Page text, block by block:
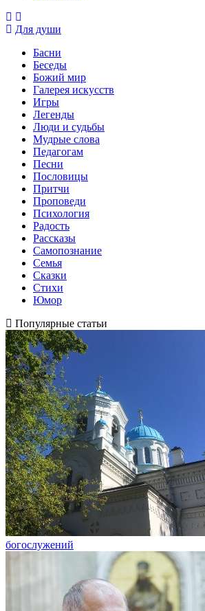
Для души
Басни
Беседы
Божий мир
Галерея искусств
Игры
Легенды
Люди и судьбы
Мудрые слова
Педагогам
Песни
Пословицы
Притчи
Проповеди
Психология
Радость
Рассказы
Самопознание
Семья
Сказки
Стихи
Юмор
Популярные статьи
богослужений